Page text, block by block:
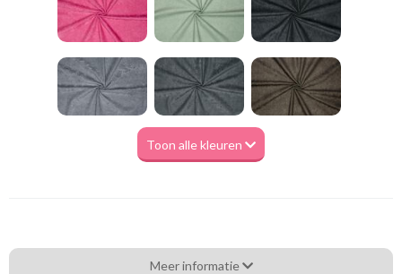
Toon alle kleuren
Tk.Microfibre 0036 kobalt blue
Meer informatie